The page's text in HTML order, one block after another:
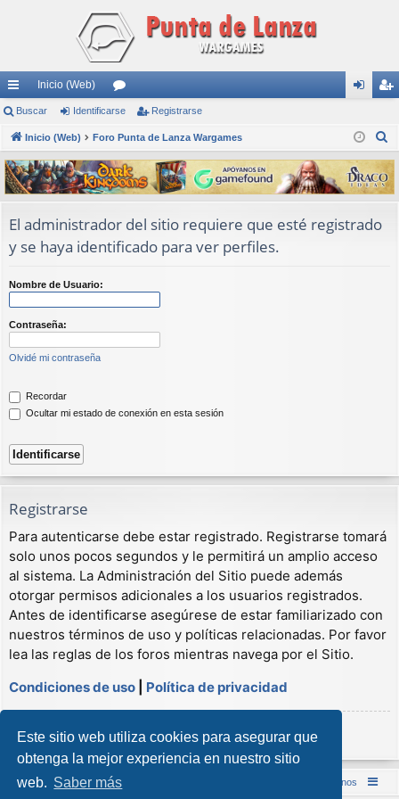
Este sitio web utiliza cookies para asegurar que
obtenga la mejor experiencia en nuestro sitio
web. Saber más
nl
ac
es
rá
pi
do
Inicio (Web)
or
os nti
fic
ar
ist
ra
rs
Buscar Identificarse Registrarse
Inicio (Web) Foro Punta de Lanza Wargames
s
c
El administrador del sitio requiere que esté registrado
y se haya identificado para ver perfiles.
Nombre de Usuario:
Contraseña:
Olvidé mi contraseña
Recordar
Ocultar mi estado de conexión en esta sesión
Registrarse
Para autenticarse debe estar registrado. Registrarse tomará
solo unos pocos segundos y le permitirá un amplio acceso
al sistema. La Administración del Sitio puede además
otorgar permisos adicionales a los usuarios registrados.
Antes de identificarse asegúrese de estar familiarizado con
nuestros términos de uso y políticas relacionadas. Por favor
lea las reglas de los foros mientras navega por el Sitio.
Condiciones de uso
Política de privacidad
Registrarse
Inicio (Web) Foro Punta de Lanza Wargames Contáctenos